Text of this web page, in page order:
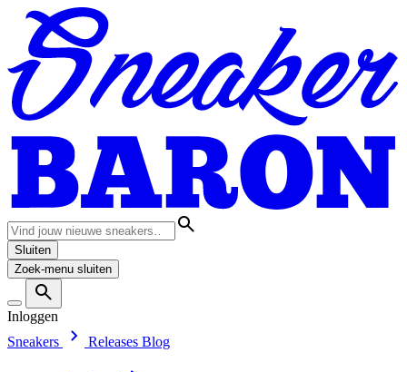
Sluiten
Zoek-menu sluiten
Inloggen
Sneakers
Releases Blog